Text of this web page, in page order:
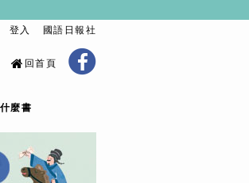
登入 國語日報社
回首頁
麼書